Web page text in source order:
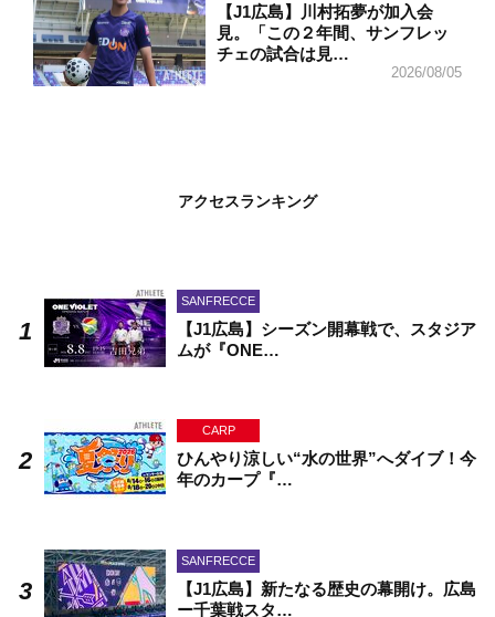
【J1広島】川村拓夢が加入会
見。「この２年間、サンフレッ
チェの試合は見…
2026/08/05
アクセスランキング
SANFRECCE
【J1広島】シーズン開幕戦で、スタジア
ムが『ONE…
CARP
ひんやり涼しい“水の世界”へダイブ！今
年のカープ『…
SANFRECCE
【J1広島】新たなる歴史の幕開け。広島
ー千葉戦スタ…